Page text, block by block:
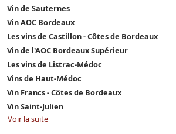
Vin de Sauternes
Vin AOC Bordeaux
Les vins de Castillon - Côtes de Bordeaux
Vin de l'AOC Bordeaux Supérieur
Les vins de Listrac-Médoc
Vins de Haut-Médoc
Vin Francs - Côtes de Bordeaux
Vin Saint-Julien
Voir la suite